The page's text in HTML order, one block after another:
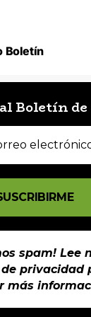
Boletín
Boletín
spam! Lee
privacidad
más